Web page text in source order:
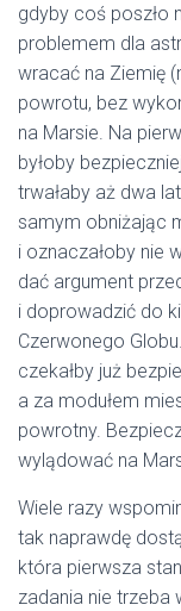
gdyby coś poszło
problemem dla
wracać na Ziemię
powrotu, bez
na Marsie. Na
byłoby
trwałaby aż dwa
samym obniżając
i oznaczałoby nie
dać argument
i doprowadzić do
Czerwonego
czekałby już
a za modułem
powrotny.
wylądować na
Wiele razy
tak naprawdę
która pierwsza
zadania nie trzeba